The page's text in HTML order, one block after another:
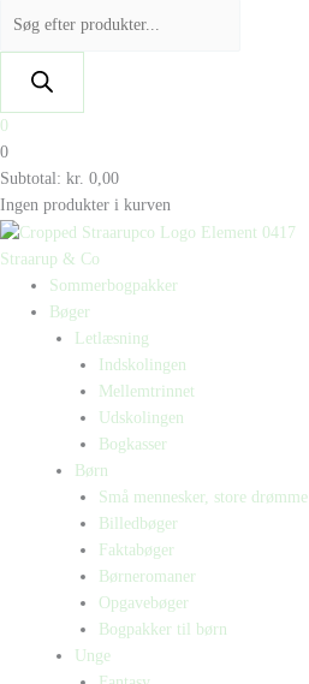
0
0
Subtotal: kr. 0,00
Ingen produkter i kurven
Straarup & Co
Sommerbogpakker
Bøger
Letlæsning
Indskolingen
Mellemtrinnet
Udskolingen
Bogkasser
Børn
Små mennesker, store drømme
Billedbøger
Faktabøger
Børneromaner
Opgavebøger
Bogpakker til børn
Unge